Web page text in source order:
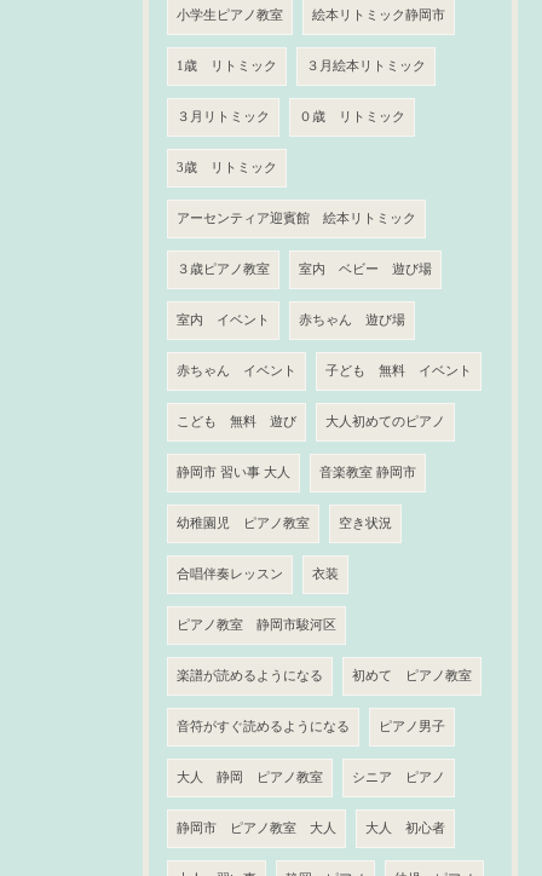
小学生ピアノ教室 絵本リトミック静岡市
1歳 リトミック ３月絵本リトミック
３月リトミック ０歳 リトミック
3歳 リトミック
アーセンティア迎賓館 絵本リトミック
３歳ピアノ教室 室内 ベビー 遊び場
室内 イベント 赤ちゃん 遊び場
赤ちゃん イベント 子ども 無料 イベント
こども 無料 遊び 大人初めてのピアノ
静岡市 習い事 大人 音楽教室 静岡市
幼稚園児 ピアノ教室 空き状況
合唱伴奏レッスン 衣装
ピアノ教室 静岡市駿河区
楽譜が読めるようになる 初めて ピアノ教室
音符がすぐ読めるようになる ピアノ男子
大人 静岡 ピアノ教室 シニア ピアノ
静岡市 ピアノ教室 大人 大人 初心者